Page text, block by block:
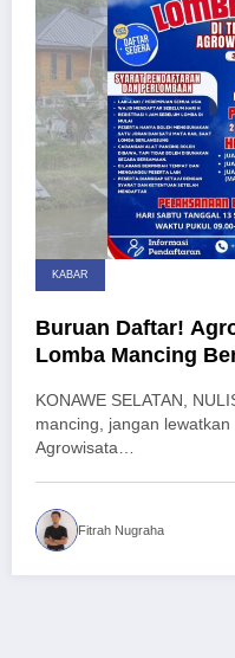
KABAR
Buruan Daftar!
Lomba Mancing
KONAWE SELATAN,
mancing, jangan
Agrowisata…
Fitrah Nugraha